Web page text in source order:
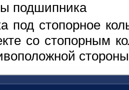
подшипника
под стопорное
со стопорным
стороны